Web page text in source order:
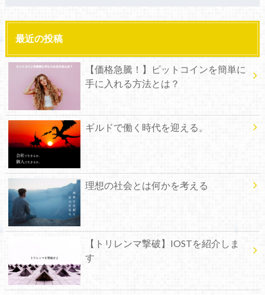
最近の投稿
【価格急騰！】ビットコインを簡単に
手に入れる方法とは？
ギルドで働く時代を迎える。
理想の社会とは何かを考える
【トリレンマ撃破】IOSTを紹介しま
す